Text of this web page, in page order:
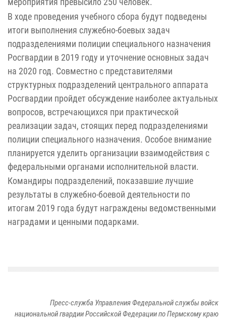
В ходе проведения учебного сбора будут подведены
итоги выполнения служебно-боевых задач
подразделениями полиции специального назначения
Росгвардии в 2019 году и уточнение основных задач
на 2020 год. Совместно с представителями
структурных подразделений центрального аппарата
Росгвардии пройдет обсуждение наиболее актуальных
вопросов, встречающихся при практической
реализации задач, стоящих перед подразделениями
полиции специального назначения. Особое внимание
планируется уделить организации взаимодействия с
федеральными органами исполнительной власти.
Командиры подразделений, показавшие лучшие
результаты в служебно-боевой деятельности по
итогам 2019 года будут награждены ведомственными
наградами и ценными подарками.
Пресс-служба Управления Федеральной службы войск
национальной гвардии Российской Федерации по Пермскому краю